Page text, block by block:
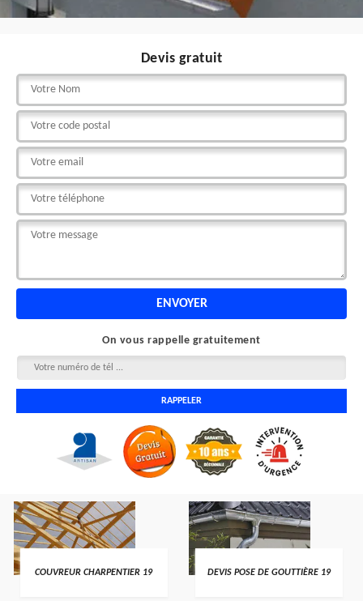
Devis gratuit
On vous rappelle gratuitement
COUVREUR CHARPENTIER 19 DEVIS POSE DE GOUTTIÈRE 19